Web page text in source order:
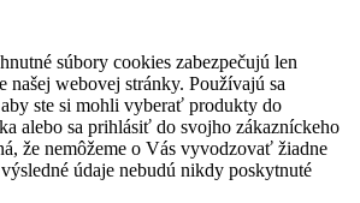
súbory cookies zabezpečujú len
našej webovej stránky. Používajú sa
ste si mohli vyberať produkty do
alebo sa prihlásiť do svojho zákazníckeho
že nemôžeme o Vás vyvodzovať žiadne
údaje nebudú nikdy poskytnuté